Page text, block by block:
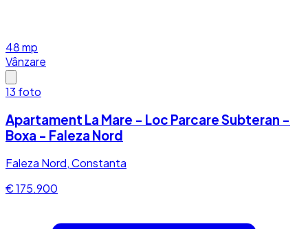
48mp
Vânzare
13 foto
Apartament La Mare - Loc Parcare Subteran -
Boxa - Faleza Nord
Faleza Nord, Constanta
€ 175.900